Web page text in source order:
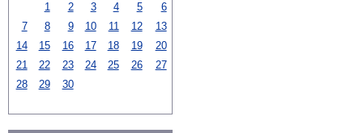
1
2 3 4 5
6
7
8 9 10 11 12
13
14
15 16 17 18 19
20
21
22 23 24 25 26
27
28
29 30